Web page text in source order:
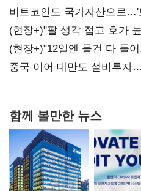
비트코인도 국가자산으로…'
숙제
(현장+)"팔 생각 접고 호가
20억 키맞추기
(현장+)"12일엔 물건 다 들
연 홈플러스
중국 이어 대만도 설비투자…
함께 볼만한 뉴스